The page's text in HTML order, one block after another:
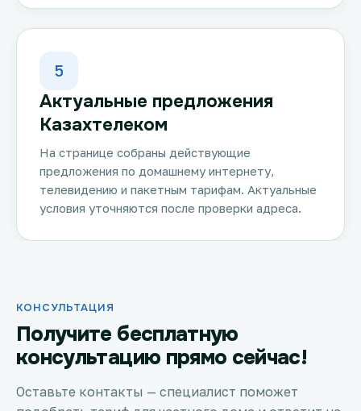
5
Актуальные предложения
Казахтелеком
На странице собраны действующие
предложения по домашнему интернету,
телевидению и пакетным тарифам. Актуальные
условия уточняются после проверки адреса.
КОНСУЛЬТАЦИЯ
Получите бесплатную
консультацию прямо сейчас!
Оставьте контакты — специалист поможет